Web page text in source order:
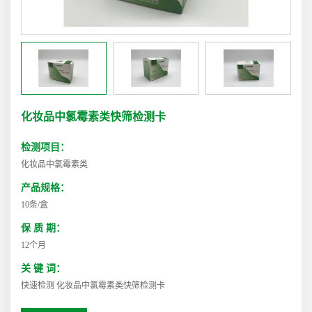
化妆品中氯霉素类快筛检测卡
检测项目：
化妆品中氯霉素类
产品规格：
10条/盒
保 质 期：
12个月
关 键 词：
快速检测 化妆品中氯霉素类快筛检测卡